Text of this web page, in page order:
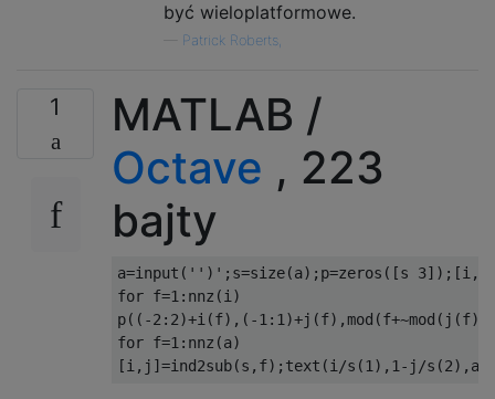
być wieloplatformowe.
Patrick Roberts,
1
MATLAB /
Octave , 223
bajty
a=input ( '' ) ' ; s=size(a) ; p=zeros ([s 3]) ; [i,
for f=1: nnz (i)
p(( -2: 2)+i(f) , ( -1: 1)+j (f) ,mod (f+~mod ( j (f)
for f=1: nnz (a)
[i, j ] =ind2sub(s , f) ; text (i/s (1) , 1- j /s (2) , a